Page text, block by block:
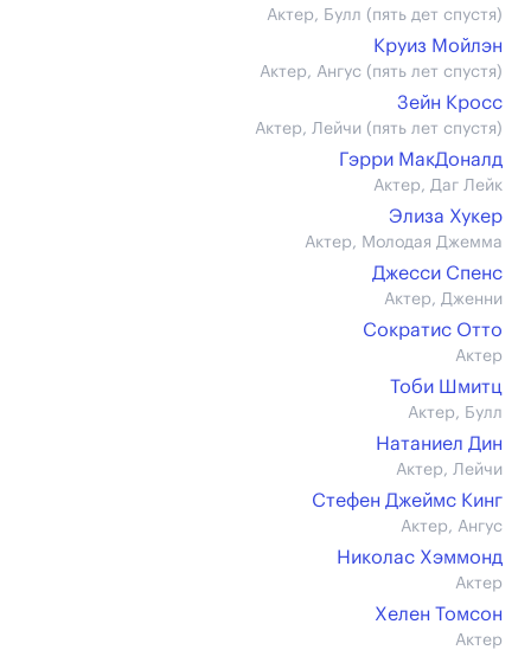
Актер, Булл (пять дет спустя)
Круиз Мойлэн
Актер, Ангус (пять лет спустя)
Зейн Кросс
Актер, Лейчи (пять лет спустя)
Гэрри МакДоналд
Актер, Даг Лейк
Элиза Хукер
Актер, Молодая Джемма
Джесси Спенс
Актер, Дженни
Сократис Отто
Актер
Тоби Шмитц
Актер, Булл
Натаниел Дин
Актер, Лейчи
Стефен Джеймс Кинг
Актер, Ангус
Николас Хэммонд
Актер
Хелен Томсон
Актер